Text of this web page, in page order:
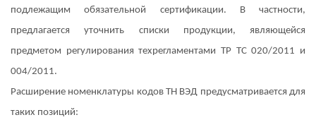
подлежащим обязательной сертификации. В частности,
предлагается уточнить списки продукции, являющейся
предметом регулирования техрегламентами ТР ТС 020/2011 и
004/2011.
Расширение номенклатуры кодов ТН ВЭД предусматривается для
таких позиций: